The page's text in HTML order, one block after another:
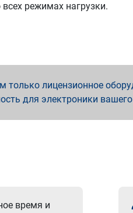
всех режимах нагрузки.
лицензионное
для электроники
время и